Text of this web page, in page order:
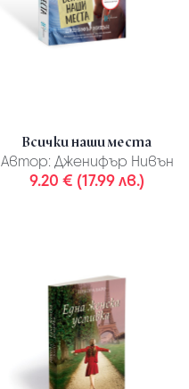
Всички наши места
Автор: Дженифър Нивън
9.20 € (17.99 лв.)